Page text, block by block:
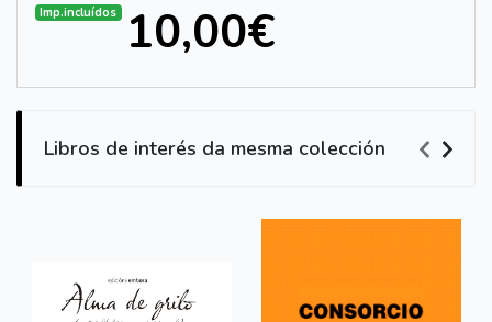
Imp.incluídos 10,00€
Libros de interés da mesma colección